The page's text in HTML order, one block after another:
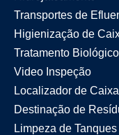
Transportes de
Higienização de
Tratamento
Video Inspeção
Localizador de
Destinação de
Limpeza de Tanques